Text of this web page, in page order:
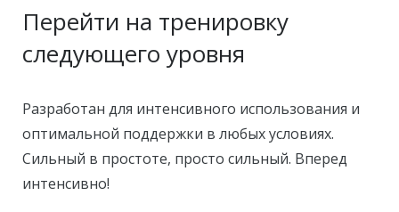
Перейти на тренировку
следующего уровня
Разработан для интенсивного использования и
оптимальной поддержки в любых условиях.
Сильный в простоте, просто сильный. Вперед
интенсивно!